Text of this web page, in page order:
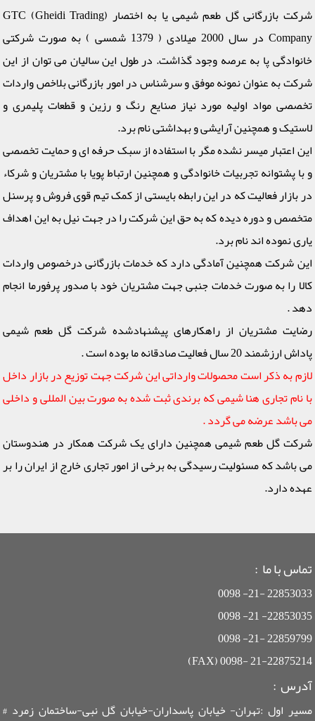
شرکت بازرگانی گل طعم شیمی یا به اختصار (GTC (Gheidi Trading
Company در سال 2000 میلادی ( 1379 شمسی ) به صورت شرکتی
خانوادگی پا به عرصه وجود گذاشت. در طول این سالیان می توان از این
شرکت به عنوان نمونه موفق و سرشناس در امور بازرگانی بلاخص واردات
تخصصی مواد اولیه مورد نیاز صنایع رنگ و رزین و قطعات پلیمری و
لاستیک و همچنین آرایشی و بهداشتی نام برد.
این اعتبار میسر نشده مگر با استفاده از سبک حرفه ای و حمایت تخصصی
و با پشتوانه تجربیات خانوادگی و همچنین ارتباط پویا با مشتریان و شرکاء
در بازار فعالیت که در این رابطه بایستی از کمک تیم قوی فروش و پرسنل
متخصص و دوره دیده که به حق این شرکت را در جهت نیل به این اهداف
یاری نموده اند نام برد.
این شرکت همچنین آمادگی دارد که خدمات بازرگانی درخصوص واردات
کالا را به صورت خدمات جنبی جهت مشتریان خود با صدور پرفورما انجام
دهد .
رضایت مشتریان از راهکارهای پیشنهادشده شرکت گل طعم شیمی
پاداش ارزشمند 20 سال فعالیت صادقانه ما بوده است .
لازم به ذکر است محصولات وارداتی این شرکت جهت توزیع در بازار داخل
با نام تجاری هنا شیمی که برندی ثبت شده به صورت بین المللی و داخلی
می باشد عرضه می گردد .
شرکت گل طعم شیمی همچنین دارای یک شرکت همکار در هندوستان
می باشد که مسئولیت رسیدگی به برخی از امور تجاری خارج از ایران را بر
عهده دارد.
تماس با ما :
22853033 -21- 0098
22853035- 21- 0098
22859799 -21- 0098
21-22875214 -0098 (FAX)
آدرس :
مسیر اول :تهران- خیابان پاسداران-خیابان گل نبی-ساختمان زمرد #